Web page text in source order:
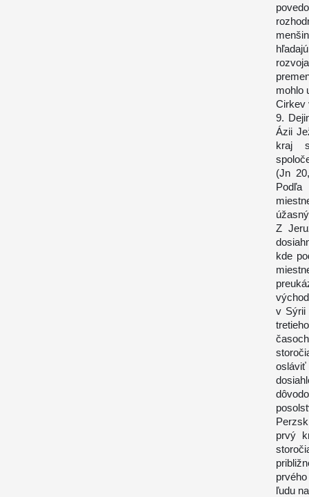
mohlo
Cirkev
9.
Ázii
kraj
(Jn
Podľa
Z
kde
v Sýrii
prvý
ľudu